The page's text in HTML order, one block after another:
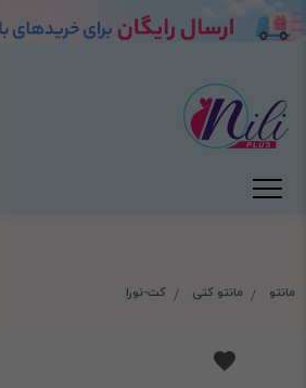
مانتو مانتو کتی کت-نورا